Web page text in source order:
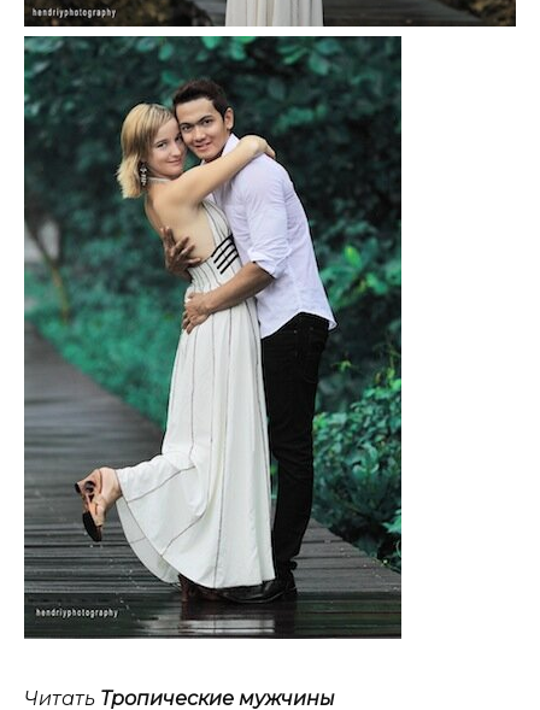
Читать Тропические мужчины